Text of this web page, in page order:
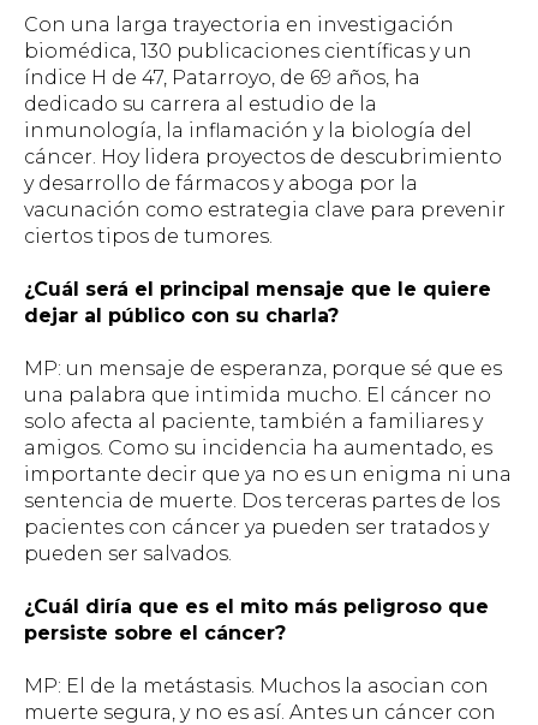
Con una larga trayectoria en investigación
biomédica, 130 publicaciones científicas y un
índice H de 47, Patarroyo, de 69 años, ha
dedicado su carrera al estudio de la
inmunología, la inflamación y la biología del
cáncer. Hoy lidera proyectos de descubrimiento
y desarrollo de fármacos y aboga por la
vacunación como estrategia clave para prevenir
ciertos tipos de tumores.
¿Cuál será el principal mensaje que le quiere
dejar al público con su charla?
MP: un mensaje de esperanza, porque sé que es
una palabra que intimida mucho. El cáncer no
solo afecta al paciente, también a familiares y
amigos. Como su incidencia ha aumentado, es
importante decir que ya no es un enigma ni una
sentencia de muerte. Dos terceras partes de los
pacientes con cáncer ya pueden ser tratados y
pueden ser salvados.
¿Cuál diría que es el mito más peligroso que
persiste sobre el cáncer?
MP: El de la metástasis. Muchos la asocian con
muerte segura, y no es así. Antes un cáncer con